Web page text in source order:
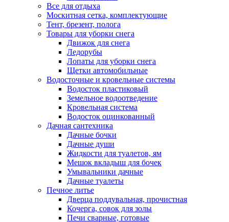
Все для отдыха
Москитная сетка, комплектующие
Тент, брезент, полога
Товары для уборки снега
Движок для снега
Ледорубы
Лопаты для уборки снега
Щетки автомобильные
Водосточные и кровельные системы
Водосток пластиковый
Земельное водоотведение
Кровельная система
Водосток оцинкованный
Дачная сантехника
Дачные бочки
Дачные души
Жидкости для туалетов, ям
Мешок вкладыш для бочек
Умывальники дачные
Дачные туалеты
Печное литье
Дверца поддувальная, прочистная
Кочерга, совок для золы
Печи сварные, готовые